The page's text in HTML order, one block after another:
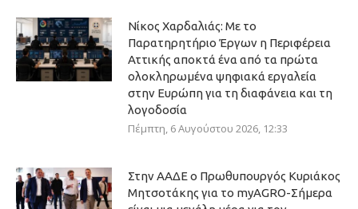
Νίκος Χαρδαλιάς: Με το
Παρατηρητήριο Έργων η Περιφέρεια
Αττικής αποκτά ένα από τα πρώτα
ολοκληρωμένα ψηφιακά εργαλεία
στην Ευρώπη για τη διαφάνεια και τη
λογοδοσία
Πέμπτη, 6 Αυγούστου 2026, 12:33
Στην ΑΑΔΕ ο Πρωθυπουργός Κυριάκος
Μητσοτάκης για το myAGRO-Σήμερα